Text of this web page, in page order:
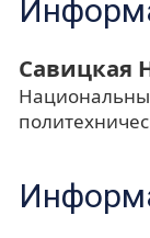
Савицкая